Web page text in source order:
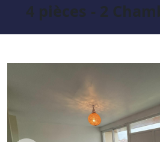
4 pièces - 2